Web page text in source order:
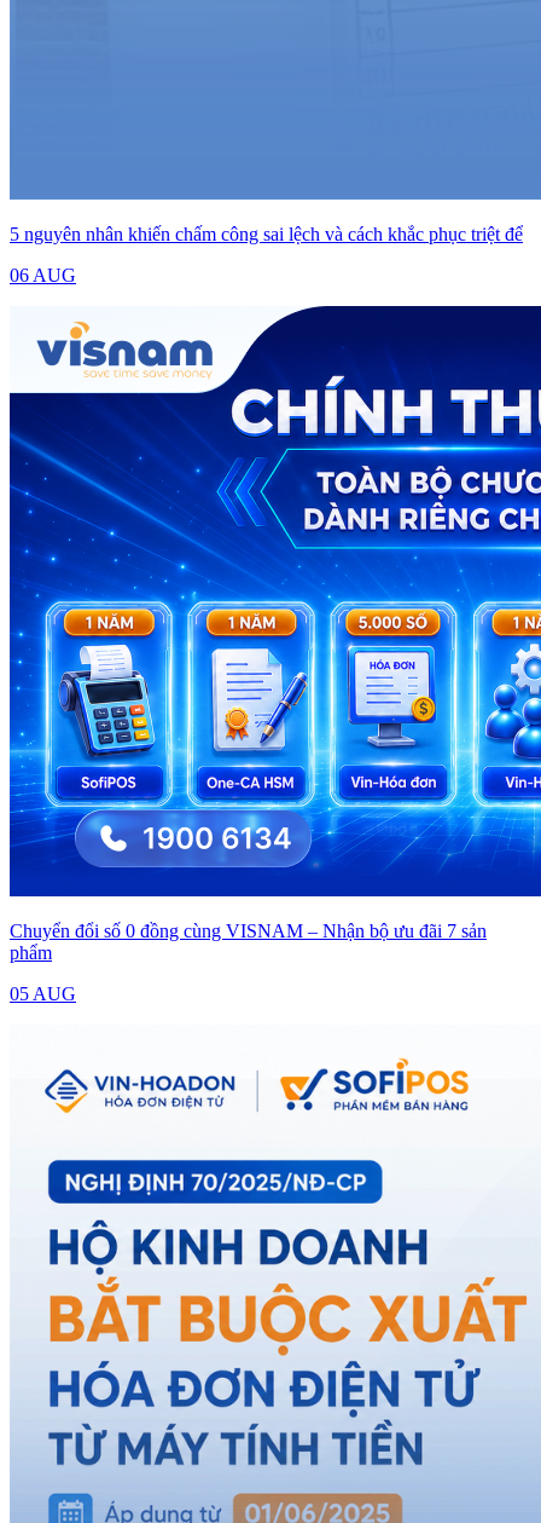
5 nguyên nhân khiến chấm công sai lệch và cách khắc phục triệt để
06 AUG
Chuyển đổi số 0 đồng cùng VISNAM – Nhận bộ ưu đãi 7 sản
phẩm
05 AUG